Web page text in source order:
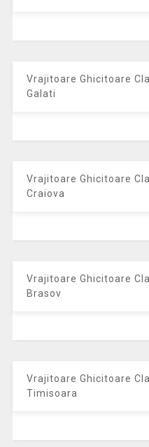
Vrajitoare Ghicitoare
Galati
Vrajitoare Ghicitoare
Craiova
Vrajitoare Ghicitoare
Brasov
Vrajitoare Ghicitoare
Timisoara